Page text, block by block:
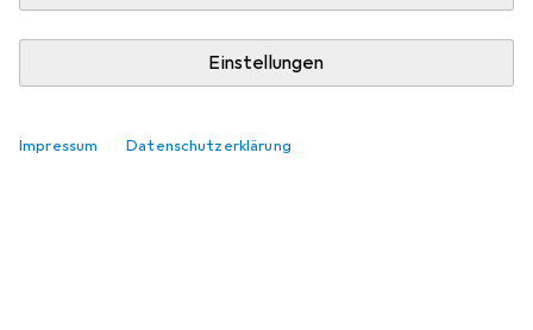
Einstellungen
Impressum Datenschutzerklärung